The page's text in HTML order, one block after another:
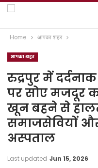
Home आपका शहर
आपका शहर
रुद्रपुर में
पर सोए मजदूर
खून बहने से
समाजसेवियों
अस्पताल
Last updated Jun 15, 2026